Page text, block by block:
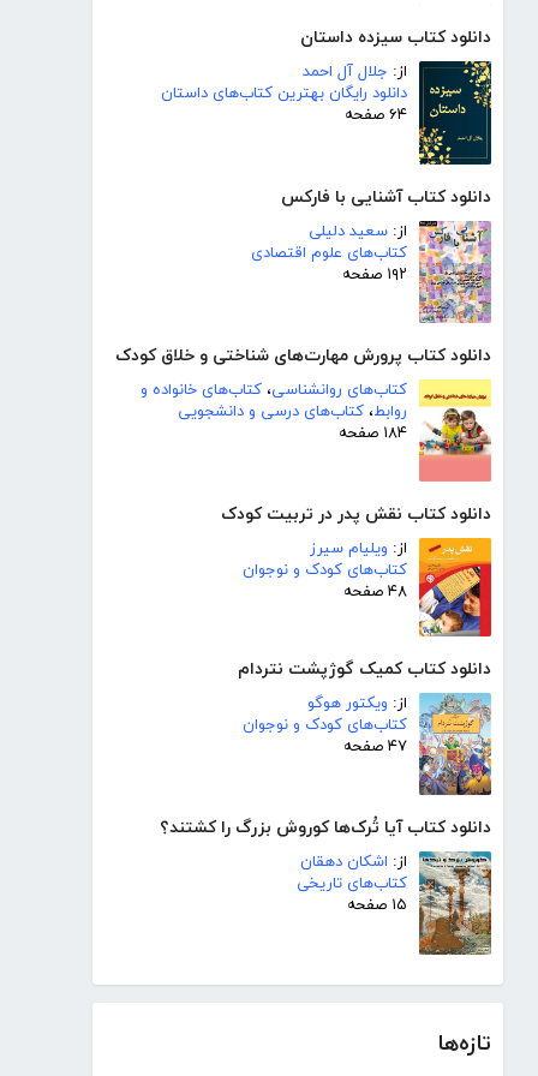
دانلود کتاب سیزده داستان
از: جلال آل احمد
دانلود رایگان بهترین کتاب‌های داستان
۶۴ صفحه
دانلود کتاب آشنایی با فارکس
از: سعید دلیلی
کتاب‌های علوم اقتصادی
۱۹۲ صفحه
دانلود کتاب پرورش مهارت‌های شناختی و خلاق کودک
کتاب‌های روانشناسی، کتاب‌های خانواده و
روابط، کتاب‌های درسی و دانشجویی
۱۸۴ صفحه
دانلود کتاب نقش پدر در تربیت کودک
از: ویلیام سیرز
کتاب‌های کودک و نوجوان
۴۸ صفحه
دانلود کتاب کمیک گوژپشت نتردام
از: ویکتور هوگو
کتاب‌های کودک و نوجوان
۴۷ صفحه
دانلود کتاب آیا تُرک‌ها کوروش بزرگ را کشتند؟
از: اشکان دهقان
کتاب‌های تاریخی
۱۵ صفحه
تازه‌ها